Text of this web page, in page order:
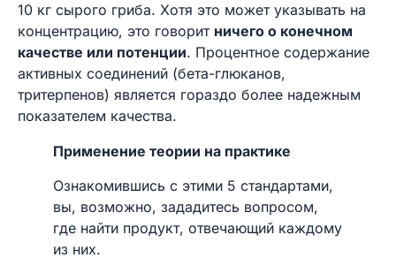
10 кг сырого гриба. Хотя это может указывать на
концентрацию, это говорит ничего о конечном
качестве или потенции. Процентное содержание
активных соединений (бета-глюканов,
тритерпенов) является гораздо более надежным
показателем качества.
Применение теории на практике
Ознакомившись с этими 5 стандартами,
вы, возможно, зададитесь вопросом,
где найти продукт, отвечающий каждому
из них.